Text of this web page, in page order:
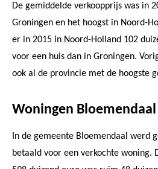
De gemiddelde verkoopprijs was in
Groningen en het hoogst in Noord-
er in 2015 in Noord-Holland 102
voor een huis dan in Groningen.
ook al de provincie met de hoogste
Woningen
In de gemeente Bloemendaal werd
betaald voor een verkochte woning.